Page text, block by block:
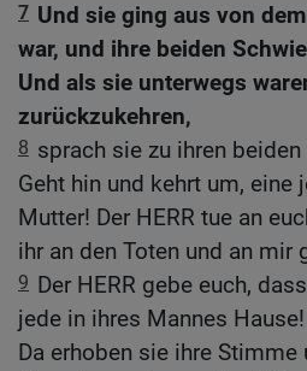
7 Und sie ging aus von
war, und ihre beiden
Und als sie unterwegs
zurückzukehren,
8 sprach sie zu ihren
Geht hin und kehrt um, eine
Mutter! Der HERR tue an
ihr an den Toten und an mir
9 Der HERR gebe euch,
jede in ihres Mannes
Da erhoben sie ihre Stimme